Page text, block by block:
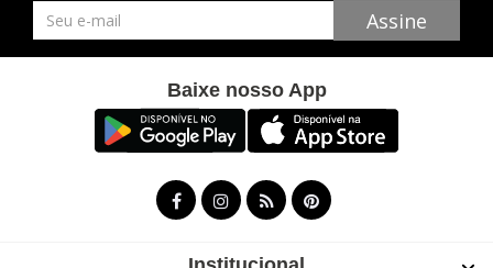
Newsletter Assine
Baixe nosso App